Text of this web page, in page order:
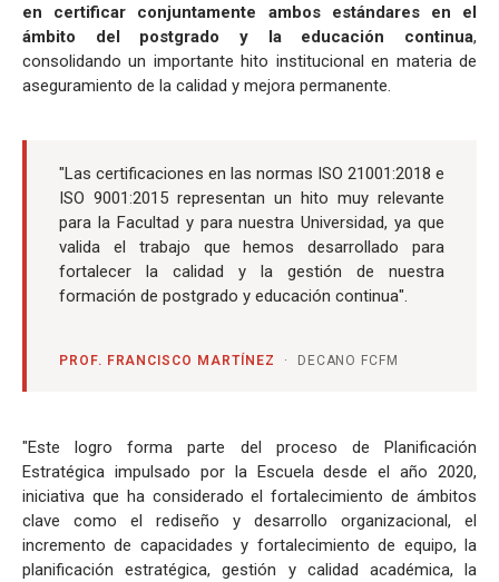
en certificar conjuntamente ambos estándares en el
ámbito del postgrado y la educación continua,
consolidando un importante hito institucional en materia de
aseguramiento de la calidad y mejora permanente.
"Las certificaciones en las normas ISO 21001:2018 e
ISO 9001:2015 representan un hito muy relevante
para la Facultad y para nuestra Universidad, ya que
valida el trabajo que hemos desarrollado para
fortalecer la calidad y la gestión de nuestra
formación de postgrado y educación continua".
PROF. FRANCISCO MARTÍNEZ · DECANO FCFM
"Este logro forma parte del proceso de Planificación
Estratégica impulsado por la Escuela desde el año 2020,
iniciativa que ha considerado el fortalecimiento de ámbitos
clave como el rediseño y desarrollo organizacional, el
incremento de capacidades y fortalecimiento de equipo, la
planificación estratégica, gestión y calidad académica, la